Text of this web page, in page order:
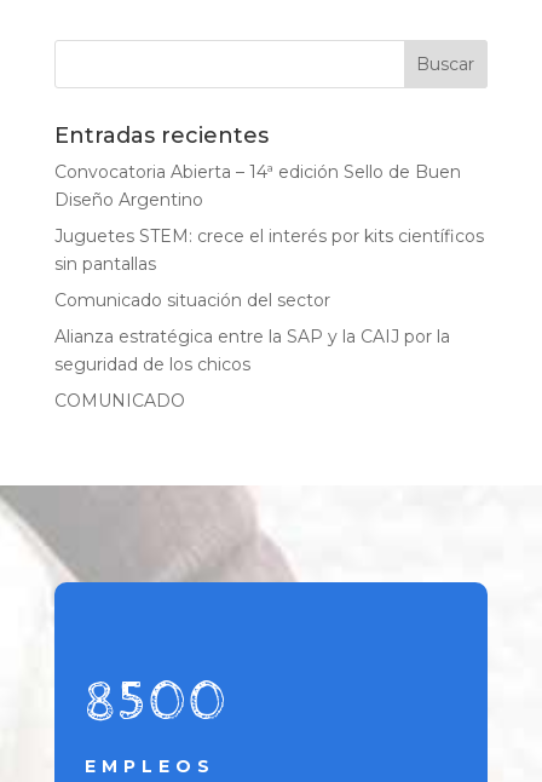
Entradas recientes
Convocatoria Abierta – 14ª edición Sello de Buen
Diseño Argentino
Juguetes STEM: crece el interés por kits científicos
sin pantallas
Comunicado situación del sector
Alianza estratégica entre la SAP y la CAIJ por la
seguridad de los chicos
COMUNICADO
8500
EMPLEOS